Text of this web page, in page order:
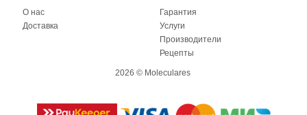
О нас
Доставка
Гарантия
Услуги
Производители
Рецепты
2026 © Moleculares